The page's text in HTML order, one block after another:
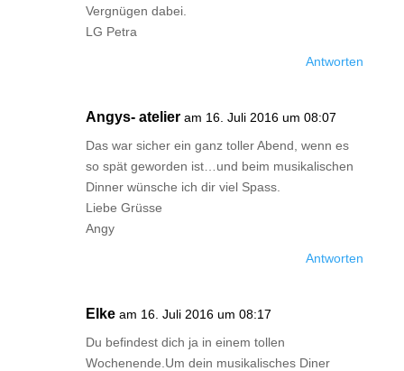
Vergnügen dabei.
LG Petra
Antworten
Angys- atelier am 16. Juli 2016 um 08:07
Das war sicher ein ganz toller Abend, wenn es
so spät geworden ist…und beim musikalischen
Dinner wünsche ich dir viel Spass.
Liebe Grüsse
Angy
Antworten
Elke am 16. Juli 2016 um 08:17
Du befindest dich ja in einem tollen
Wochenende.Um dein musikalisches Diner